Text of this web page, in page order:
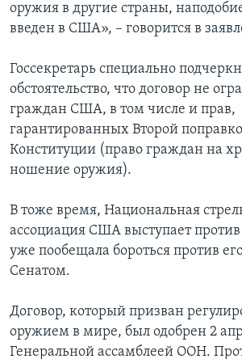
оружия в другие страны,
введен в США», – говорится в
Госсекретарь специально
обстоятельство, что договор не
граждан США, в том числе и прав,
гарантированных Второй
Конституции (право граждан на
ношение оружия).
В тоже время, Национальная
ассоциация США выступает против
уже пообещала бороться против
Сенатом.
Договор, который призван
оружием в мире, был одобрен 2
Генеральной ассамблеей ООН.